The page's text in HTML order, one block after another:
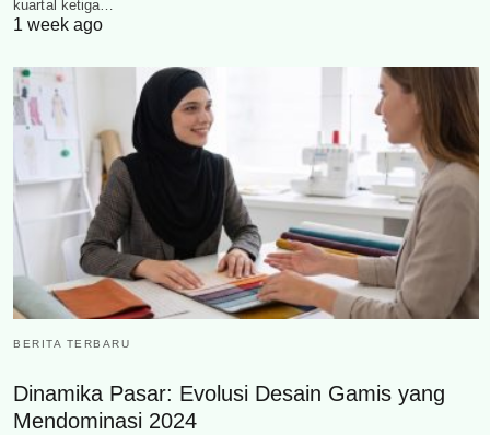
kuartal ketiga…
1 week ago
BERITA TERBARU
Dinamika Pasar: Evolusi Desain Gamis yang
Mendominasi 2024